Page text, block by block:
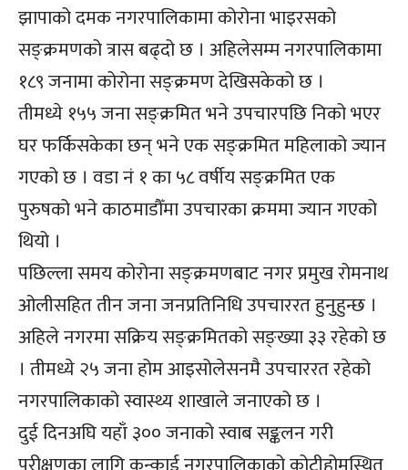
झापाको दमक नगरपालिकामा कोरोना भाइरसको
सङ्क्रमणको त्रास बढ्दो छ । अहिलेसम्म नगरपालिकामा
१८९ जनामा कोरोना सङ्क्रमण देखिसकेको छ ।
तीमध्ये १५५ जना सङ्क्रमित भने उपचारपछि निको भएर
घर फर्किसकेका छन् भने एक सङ्क्रमित महिलाको ज्यान
गएको छ । वडा नं १ का ५८ वर्षीय सङ्क्रमित एक
पुरुषको भने काठमाडौँमा उपचारका क्रममा ज्यान गएको
थियो ।
पछिल्ला समय कोरोना सङ्क्रमणबाट नगर प्रमुख रोमनाथ
ओलीसहित तीन जना जनप्रतिनिधि उपचाररत हुनुहुन्छ ।
अहिले नगरमा सक्रिय सङ्क्रमितको सङ्ख्या ३३ रहेको छ
। तीमध्ये २५ जना होम आइसोलेसनमै उपचाररत रहेको
नगरपालिकाको स्वास्थ्य शाखाले जनाएको छ ।
दुई दिनअघि यहाँ ३०० जनाको स्वाब सङ्कलन गरी